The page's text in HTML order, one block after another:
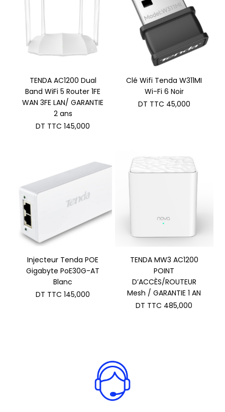
TENDA AC1200 Dual
Band WiFi 5 Router 1FE
WAN 3FE LAN/ GARANTIE
2 ans
DT TTC 145,000
Clé Wifi Tenda W311MI
Wi-Fi 6 Noir
DT TTC 45,000
Injecteur Tenda POE
Gigabyte PoE30G-AT
Blanc
DT TTC 145,000
TENDA MW3 AC1200
POINT
D’ACCÈS/ROUTEUR
Mesh / GARANTIE 1 AN
DT TTC 485,000